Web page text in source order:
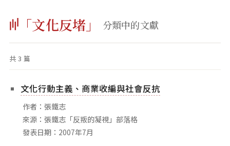
字:
藝術家
創作類型
專題
索引
關鍵字
標籤雲
相關網站
「文化反堵」 分類中的文獻
共 3 篇
文化行動主義、商業收編與社會反抗
作者：張鐵志
來源：張鐵志「反叛的凝視」部落格
發表日期：2007年7月